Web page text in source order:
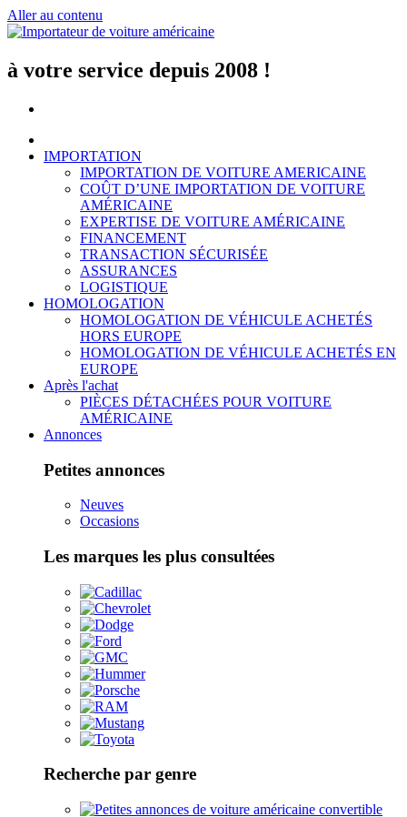
Aller au contenu
à votre service depuis 2008 !
IMPORTATION
IMPORTATION DE VOITURE AMERICAINE
COÛT D’UNE IMPORTATION DE VOITURE
AMÉRICAINE
EXPERTISE DE VOITURE AMÉRICAINE
FINANCEMENT
TRANSACTION SÉCURISÉE
ASSURANCES
LOGISTIQUE
HOMOLOGATION
HOMOLOGATION DE VÉHICULE ACHETÉS
HORS EUROPE
HOMOLOGATION DE VÉHICULE ACHETÉS EN
EUROPE
Après l'achat
PIÈCES DÉTACHÉES POUR VOITURE
AMÉRICAINE
Annonces
Petites annonces
Neuves
Occasions
Les marques les plus consultées
Recherche par genre